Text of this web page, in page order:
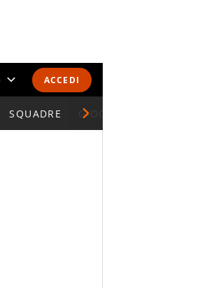
ACCEDI
E CLASSIFICHE
SQUADRE GIOCATORI SERIE A